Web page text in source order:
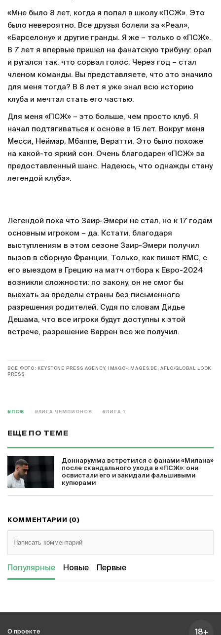
«Мне было 8 лет, когда я попал в школу «ПСЖ». Это
было невероятно. Все друзья болели за «Реал»,
«Барселону» и другие гранды. Я же – только о «ПСЖ».
В 7 лет я впервые пришел на фанатскую трибуну: орал
и ругался так, что сорвал голос. Через год – стал
членом команды. Вы представляете, что это значило
для меня тогда? В 8 лет я уже знал всю историю
клуба и мечтал стать его частью.
Для меня «ПСЖ» – это больше, чем просто клуб. Я
начал подтягиваться к основе в 15 лет. Вокруг меня
Месси, Неймар, Мбаппе, Вератти. Это было похоже
на какой-то яркий сон. Очень благодарен «ПСЖ» за
предоставленный шанс. Надеюсь, что однажды стану
легендой клуба».
Легендой пока что Заир-Эмери не стал, но к 17 годам
основным игроком – да. Кстати, благодаря
выступлениям в этом сезоне Заир-Эмери получил
вызов в сборную Франции. Только, как пишет RMC, с
его выездом в Грецию на матч отбора к Евро-2024
возникли сложности: по закону, он не смог бы
выехать за пределы страны без письменного
разрешения родителей. Судя по словам Дидье
Дешама, что все игроки будут доступны к этой
встрече, разрешение Варрен все же получил.
ВСЕ ФОТО: KEYSTONE PRESS AGENCY, IMAGO-IMAGES.DE, AFLO/GLOBAL LOOK
PRESS
#ПСЖ #ЛИГА ЧЕМПИОНОВ #ЛИГА 1
ЕЩЕ ПО ТЕМЕ
Доннарумма встретился с фанами «Милана»
после скандального ухода в «ПСЖ»: они
освистали его и закидали фальшивыми
купюрами
КОММЕНТАРИИ (0)
Популярные Новые Первые
О проекте 18+